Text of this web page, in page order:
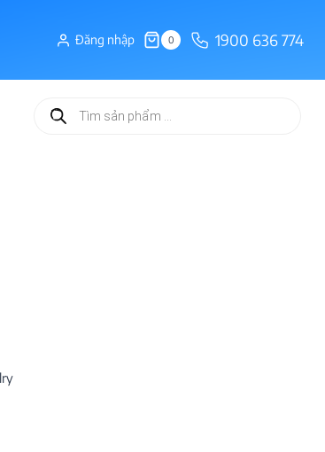
Đăng nhập 0 1900 636 774
Tìm
kiếm